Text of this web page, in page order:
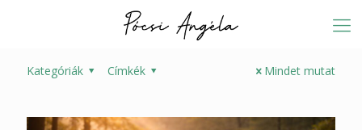
Kategóriák Címkék Mindet mutat